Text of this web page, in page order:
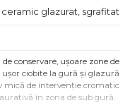
ceramic glazurat, sgrafitat
conservare, ușoare zone de
ciobite la gură și glazură
mică de intervenție cromatic
în zona de sub gură.